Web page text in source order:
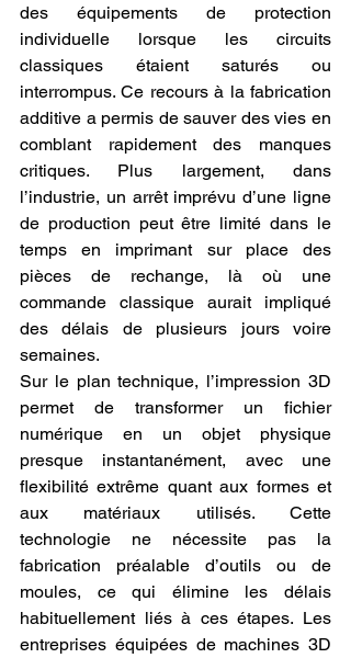
des équipements de protection
individuelle lorsque les circuits
classiques étaient saturés ou
interrompus. Ce recours à la fabrication
additive a permis de sauver des vies en
comblant rapidement des manques
critiques. Plus largement, dans
l’industrie, un arrêt imprévu d’une ligne
de production peut être limité dans le
temps en imprimant sur place des
pièces de rechange, là où une
commande classique aurait impliqué
des délais de plusieurs jours voire
semaines.
Sur le plan technique, l’impression 3D
permet de transformer un fichier
numérique en un objet physique
presque instantanément, avec une
flexibilité extrême quant aux formes et
aux matériaux utilisés. Cette
technologie ne nécessite pas la
fabrication préalable d’outils ou de
moules, ce qui élimine les délais
habituellement liés à ces étapes. Les
entreprises équipées de machines 3D